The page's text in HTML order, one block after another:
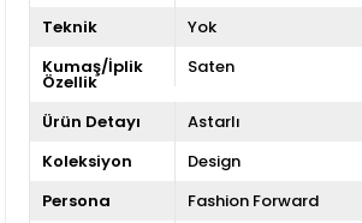
Teknik
Yok
Kumaş/İplik
Özellik
Saten
Ürün Detayı
Astarlı
Koleksiyon
Design
Persona
Fashion Forward